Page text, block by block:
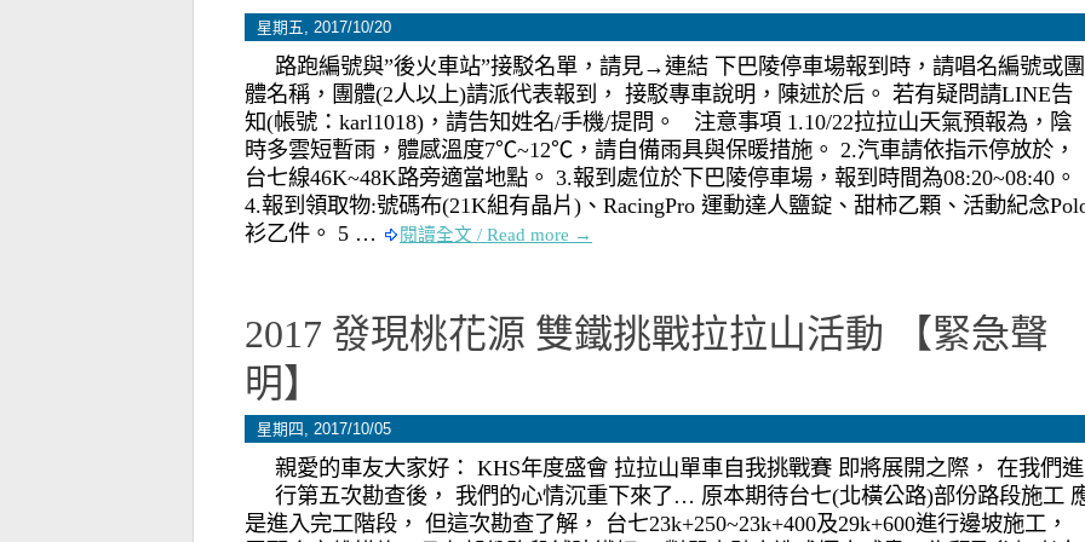
星期五, 2017/10/20
路跑編號與”後火車站”接駁名單，請見→連結 下巴陵停車場報到時，請唱名編號或團
體名稱，團體(2人以上)請派代表報到， 接駁專車說明，陳述於后。 若有疑問請LINE告
知(帳號：karl1018)，請告知姓名/手機/提問。 注意事項 1.10/22拉拉山天氣預報為，陰
時多雲短暫雨，體感溫度7℃~12℃，請自備雨具與保暖措施。 2.汽車請依指示停放於，
台七線46K~48K路旁適當地點。 3.報到處位於下巴陵停車場，報到時間為08:20~08:40。
4.報到領取物:號碼布(21K組有晶片)、RacingPro 運動達人鹽錠、甜柿乙顆、活動紀念
衫乙件。 5 …
閱讀全文 / Read more →
2017 發現桃花源 雙鐵挑戰拉拉山活動 【緊急聲
明】
星期四, 2017/10/05
親愛的車友大家好： KHS年度盛會 拉拉山單車自我挑戰賽 即將展開之際， 在我們進
行第五次勘查後， 我們的心情沉重下來了… 原本期待台七(北橫公路)部份路段施工
是進入完工階段， 但這次勘查了解， 台七23k+250~23k+400及29k+600進行邊坡施工，